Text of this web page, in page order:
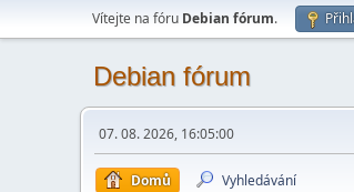
Vítejte na fóru Debian fórum.
Debian fórum
07. 08. 2026, 16:05:00
Domů Vyhledávání